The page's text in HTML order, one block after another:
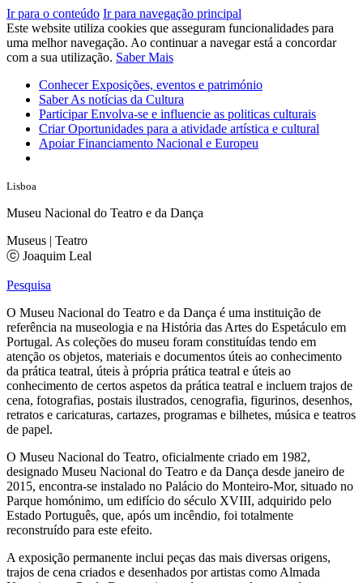
Ir para o conteúdo Ir para navegação principal
Este website utiliza cookies que asseguram funcionalidades para
uma melhor navegação. Ao continuar a navegar está a concordar
com a sua utilização. Saber Mais
ConhecerExposições, eventos e património
SaberAs notícias da Cultura
ParticiparEnvolva-se e influencie as politicas culturais
CriarOportunidades para a atividade artística e cultural
ApoiarFinanciamento Nacional e Europeu
Lisboa
Museu Nacional do Teatro e da Dança
Museus | Teatro
ⓒ Joaquim Leal
Pesquisa
O Museu Nacional do Teatro e da Dança é uma instituição de
referência na museologia e na História das Artes do Espetáculo em
Portugal. As coleções do museu foram constituídas tendo em
atenção os objetos, materiais e documentos úteis ao conhecimento
da prática teatral, úteis à própria prática teatral e úteis ao
conhecimento de certos aspetos da prática teatral e incluem trajos de
cena, fotografias, postais ilustrados, cenografia, figurinos, desenhos,
retratos e caricaturas, cartazes, programas e bilhetes, música e teatros
de papel.
O Museu Nacional do Teatro, oficialmente criado em 1982,
designado Museu Nacional do Teatro e da Dança desde janeiro de
2015, encontra-se instalado no Palácio do Monteiro-Mor, situado no
Parque homónimo, um edifício do século XVIII, adquirido pelo
Estado Português, que, após um incêndio, foi totalmente
reconstruído para este efeito.
A exposição permanente inclui peças das mais diversas origens,
trajos de cena criados e desenhados por artistas como Almada